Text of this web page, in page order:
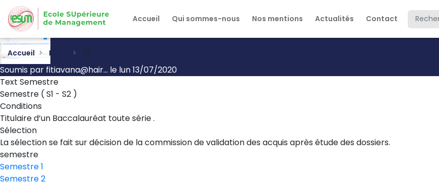
Aller
au
contenu
principal
Accueil Qui sommes-nous Nos mentions Actualités Contact Rechercher
Accueil Node 33
Soumis par fitiavana@hair… le lun 13/07/2020
Text Semestre
Semestre ( S1 - S2 )
Conditions
Titulaire d’un Baccalauréat toute série .
Sélection
La sélection se fait sur décision de la commission de validation des acquis après étude des dossiers.
semestre
Semestre 1
Semestre 2